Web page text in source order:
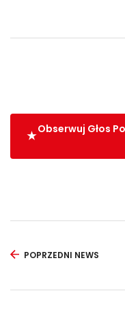
Obserwuj Głos
POPRZEDNI NEWS